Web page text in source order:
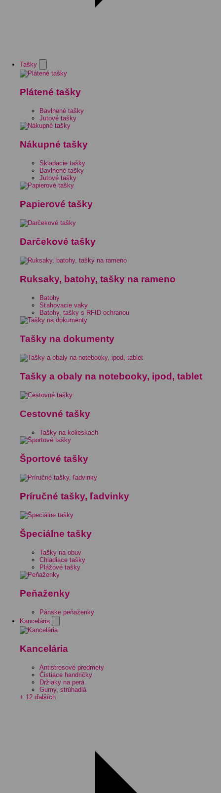
Tašky
Plátené tašky
Bavlnené tašky
Jutové tašky
Nákupné tašky
Skladacie tašky
Bavlnené tašky
Jutové tašky
Papierové tašky
Darčekové tašky
Ruksaky, batohy, tašky na rameno
Batohy
Sťahovacie vaky
Batohy, tašky s RFID ochranou
Tašky na dokumenty
Tašky a obaly na notebooky, ipod, tablet
Cestovné tašky
Tašky na kolieskach
Športové tašky
Príručné tašky, ľadvinky
Špeciálne tašky
Tašky na obuv
Chladiace tašky
Plážové tašky
Peňaženky
Pánske peňaženky
Kancelária
Kancelária
Antistresové predmety
Čistiace handričky
Držiaky na perá
Gumy, strúhadlá
+ 12 ďalších